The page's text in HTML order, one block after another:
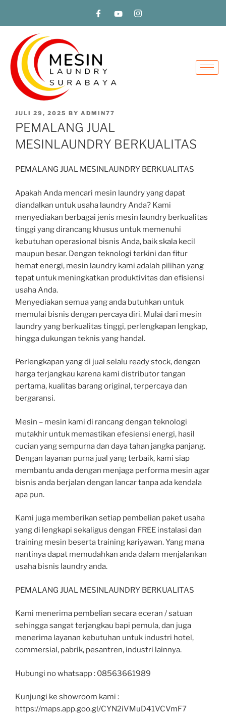
JULI 29, 2025 BY ADMIN77
PEMALANG JUAL
MESINLAUNDRY BERKUALITAS
PEMALANG JUAL MESINLAUNDRY BERKUALITAS
Apakah Anda mencari mesin laundry yang dapat
diandalkan untuk usaha laundry Anda? Kami
menyediakan berbagai jenis mesin laundry berkualitas
tinggi yang dirancang khusus untuk memenuhi
kebutuhan operasional bisnis Anda, baik skala kecil
maupun besar. Dengan teknologi terkini dan fitur
hemat energi, mesin laundry kami adalah pilihan yang
tepat untuk meningkatkan produktivitas dan efisiensi
usaha Anda.
Menyediakan semua yang anda butuhkan untuk
memulai bisnis dengan percaya diri. Mulai dari mesin
laundry yang berkualitas tinggi, perlengkapan lengkap,
hingga dukungan teknis yang handal.
Perlengkapan yang di jual selalu ready stock, dengan
harga terjangkau karena kami distributor tangan
pertama, kualitas barang original, terpercaya dan
bergaransi.
Mesin – mesin kami di rancang dengan teknologi
mutakhir untuk memastikan efesiensi energi, hasil
cucian yang sempurna dan daya tahan jangka panjang.
Dengan layanan purna jual yang terbaik, kami siap
membantu anda dengan menjaga performa mesin agar
bisnis anda berjalan dengan lancar tanpa ada kendala
apa pun.
Kami juga memberikan setiap pembelian paket usaha
yang di lengkapi sekaligus dengan FREE instalasi dan
training mesin beserta training kariyawan. Yang mana
nantinya dapat memudahkan anda dalam menjalankan
usaha bisnis laundry anda.
PEMALANG JUAL MESINLAUNDRY BERKUALITAS
Kami menerima pembelian secara eceran / satuan
sehingga sangat terjangkau bapi pemula, dan juga
menerima layanan kebutuhan untuk industri hotel,
commersial, pabrik, pesantren, industri lainnya.
Hubungi no whatsapp : 08563661989
Kunjungi ke showroom kami :
https://maps.app.goo.gl/CYN2iVMuD41VCVmF7